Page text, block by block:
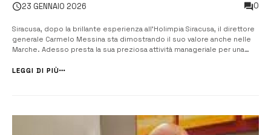
lasciare la mia impronta”
23 GENNAIO 2026 0
Siracusa, dopo la brillante esperienza all’Holimpia Siracusa, il direttore
generale Carmelo Messina sta dimostrando il suo valore anche nelle
Marche. Adesso presta la sua preziosa attività manageriale per una
netta vittoria casalinga. La meticolosità e le qualità del direttor...
LEGGI DI PIÙ